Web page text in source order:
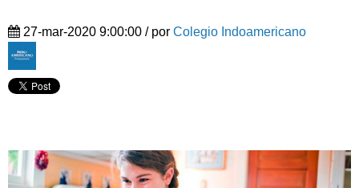
27-mar-2020 9:00:00 / por Colegio Indoamericano